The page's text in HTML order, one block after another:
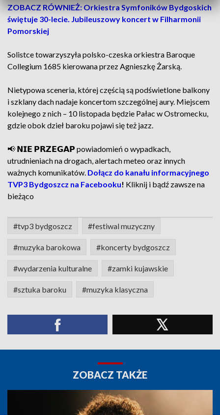
ZOBACZ RÓWNIEŻ: Orkiestra Symfoników Bydgoskich
świętuje 30-lecie. Jubileuszowy koncert w Filharmonii
Pomorskiej
Solistce towarzyszyła polsko-czeska orkiestra Baroque
Collegium 1685 kierowana przez Agnieszkę Żarską.
Nietypowa sceneria, której częścią są podświetlone balkony
i szklany dach nadaje koncertom szczególnej aury. Miejscem
kolejnego z nich – 10 listopada będzie Pałac w Ostromecku,
gdzie obok dzieł baroku pojawi się też jazz.
📢 𝗡𝗜𝗘 𝗣𝗥𝗭𝗘𝗚𝗔𝗣 powiadomień o wypadkach,
utrudnieniach na drogach, alertach meteo oraz innych
ważnych komunikatów. Dołącz do kanału informacyjnego
TVP3 Bydgoszcz na Facebooku! Kliknij i bądź zawsze na
bieżąco
#tvp3 bydgoszcz #festiwal muzyczny
#muzyka barokowa #koncerty bydgoszcz
#wydarzenia kulturalne #zamki kujawskie
#sztuka baroku #muzyka klasyczna
ZOBACZ TAKŻE